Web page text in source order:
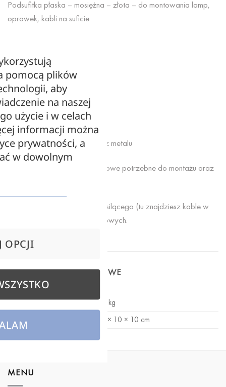
Podsufitka płaska – mosiężna – złota – do montowania lamp,
oprawek, kabli na suficie
Wysokość: 3,1 cm
Materiał: mosiądz
Kolor: złoty
Uchwyt blokujący wykonany z metalu
Cena zawiera elementy metalowe potrzebne do montażu oraz
Komplet nie zawiera kabla zasilącego (tu znajdziesz kable w
oplocie) oraz kołków montażowych.
INFORMACJE DODATKOWE
WAGA
0,1 kg
WYMIARY
10 × 10 × 10 cm
MENU
pomocą plików
aby
na naszej
użycie i w celach
informacji można
prywatności, a
w dowolnym
OPCJI